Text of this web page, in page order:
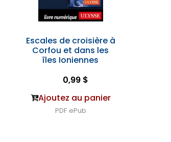
Escales de croisière à
Corfou et dans les
îles Ioniennes
0,99 $
Ajoutez au panier
PDF ePub